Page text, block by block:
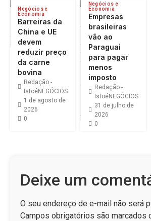
Negócios e
Economia
Barreiras da
China e UE
devem
reduzir preço
da carne
bovina
Redação -
IstoéNEGÓCIOS
1 de agosto de
2026
0
Negócios e
Economia
Empresas
brasileiras
vão ao
Paraguai
para pagar
menos
imposto
Redação -
IstoéNEGÓCIOS
31 de julho de
2026
0
Deixe um
O seu endereço de e-mail não será
Campos obrigatórios são marcados